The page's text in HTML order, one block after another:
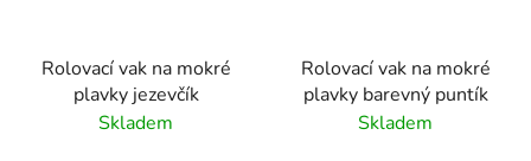
Rolovací vak na mokré
plavky jezevčík
Skladem
Rolovací vak na mokré
plavky barevný puntík
Skladem